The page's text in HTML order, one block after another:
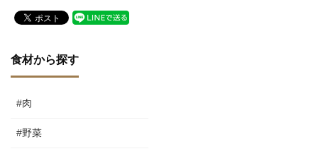
食材から探す
#肉
#野菜